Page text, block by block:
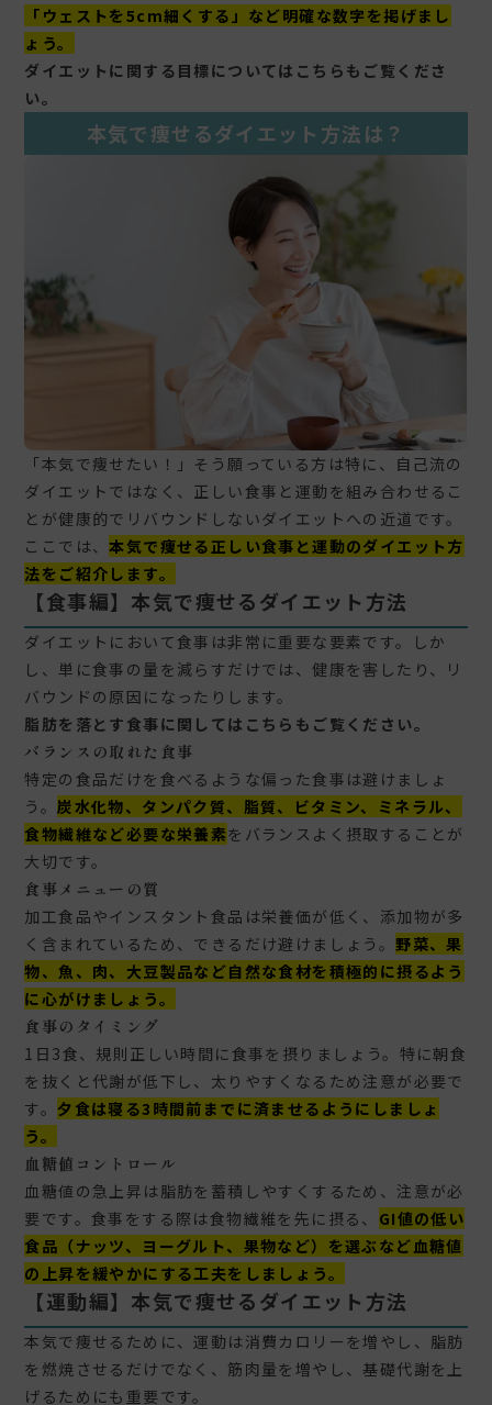
「ウェストを5cm細くする」など明確な数字を掲げまし
ょう。
ダイエットに関する目標についてはこちらもご覧くださ
い。
本気で痩せるダイエット方法は？
「本気で痩せたい！」そう願っている方は特に、自己流の
ダイエットではなく、正しい食事と運動を組み合わせるこ
とが健康的でリバウンドしないダイエットへの近道です。
ここでは、本気で痩せる正しい食事と運動のダイエット方
法をご紹介します。
【食事編】本気で痩せるダイエット方法
ダイエットにおいて食事は非常に重要な要素です。しか
し、単に食事の量を減らすだけでは、健康を害したり、リ
バウンドの原因になったりします。
脂肪を落とす食事に関してはこちらもご覧ください。
バランスの取れた食事
特定の食品だけを食べるような偏った食事は避けましょ
う。炭水化物、タンパク質、脂質、ビタミン、ミネラル、
食物繊維など必要な栄養素をバランスよく摂取することが
大切です。
食事メニューの質
加工食品やインスタント食品は栄養価が低く、添加物が多
く含まれているため、できるだけ避けましょう。野菜、果
物、魚、肉、大豆製品など自然な食材を積極的に摂るよう
に心がけましょう。
食事のタイミング
1日3食、規則正しい時間に食事を摂りましょう。特に朝食
を抜くと代謝が低下し、太りやすくなるため注意が必要で
す。 夕食は寝る3時間前までに済ませるようにしましょ
う。
血糖値コントロール
血糖値の急上昇は脂肪を蓄積しやすくするため、注意が必
要です。食事をする際は食物繊維を先に摂る、 GI値の低い
食品（ナッツ、ヨーグルト、果物など）を選ぶなど血糖値
の上昇を緩やかにする工夫をしましょう。
【運動編】本気で痩せるダイエット方法
本気で痩せるために、運動は消費カロリーを増やし、脂肪
を燃焼させるだけでなく、筋肉量を増やし、基礎代謝を上
げるためにも重要です。